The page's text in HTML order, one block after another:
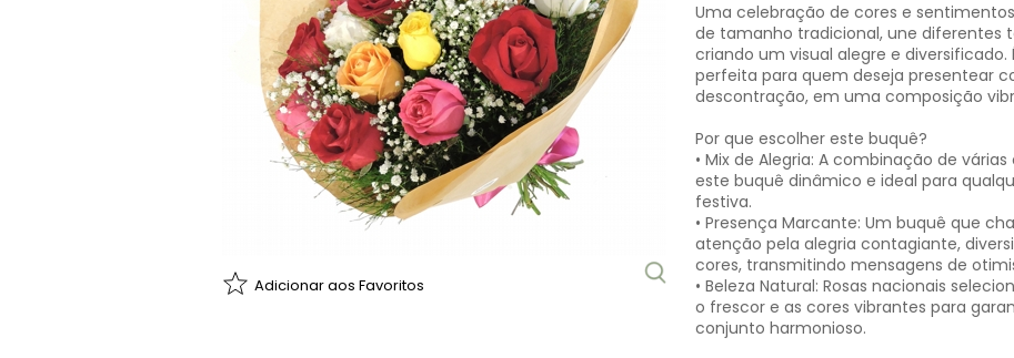
Adicionar aos Favoritos
Uma celebração de cores e
de tamanho tradicional, une diferentes
criando um visual alegre e diversificado.
perfeita para quem deseja presentear
descontração, em uma composição
Por que escolher este buquê?
• Mix de Alegria: A combinação de
este buquê dinâmico e ideal para
festiva.
• Presença Marcante: Um buquê que
atenção pela alegria contagiante,
cores, transmitindo mensagens de
• Beleza Natural: Rosas nacionais
o frescor e as cores vibrantes para
conjunto harmonioso.